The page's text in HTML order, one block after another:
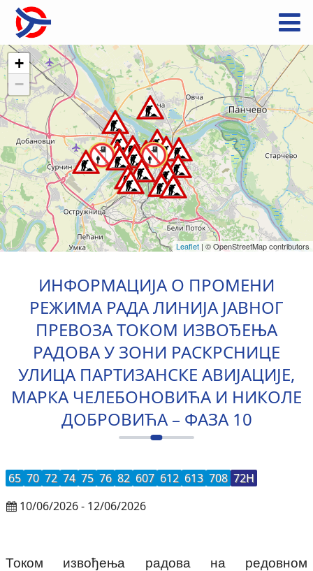
+
−
Leaflet | © OpenStreetMap contributors
ИНФОРМАЦИЈА О ПРОМЕНИ
РЕЖИМА РАДА ЛИНИЈА ЈАВНОГ
ПРЕВОЗА ТОКОМ ИЗВОЂЕЊА
РАДОВА У ЗОНИ РАСКРСНИЦЕ
УЛИЦА ПАРТИЗАНСКЕ АВИЈАЦИЈЕ,
МАРКА ЧЕЛЕБОНОВИЋА И НИКОЛЕ
ДОБРОВИЋА – ФАЗА 10
65 70 72 74 75 76 82 607 612 613 708 72Н
10/06/2026 - 12/06/2026
Током извођења радова на редовном